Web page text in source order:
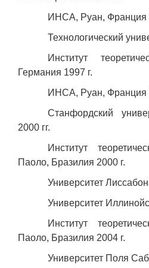
ИНСА, Руан, Франция
Технологический
Институт
Германия 1997 г.
ИНСА, Руан, Франция
Станфордский
2000 гг.
Институт
Паоло, Бразилия 2000 г.
Университет
Университет
Институт
Паоло, Бразилия 2004 г.
Университет Поля